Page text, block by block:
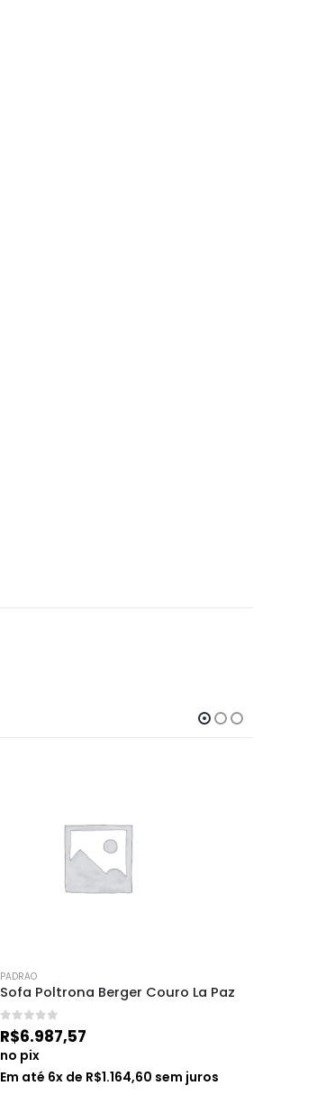
PADRAO
Sofa Poltrona Berger Couro La Paz
de 5
R$6.987,57
no pix
Em até 6x de R$1.164,60 sem juros